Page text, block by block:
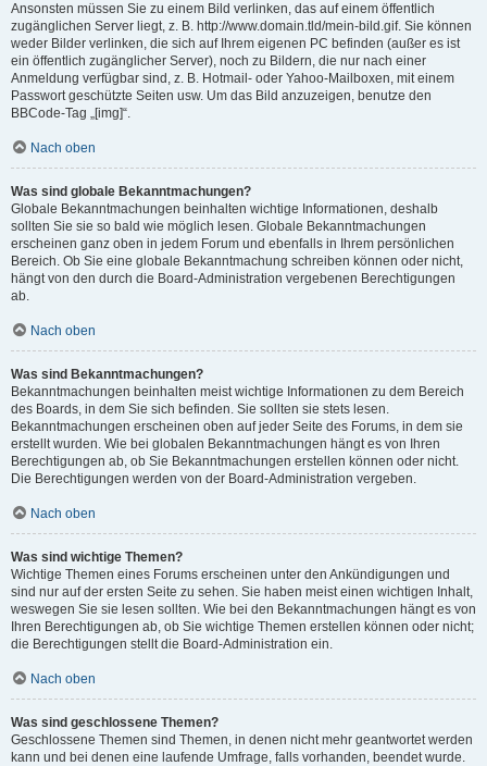
Ansonsten müssen Sie zu einem Bild verlinken, das auf einem öffentlich
zugänglichen Server liegt, z. B. http://www.domain.tld/mein-bild.gif. Sie können
weder Bilder verlinken, die sich auf Ihrem eigenen PC befinden (außer es ist
ein öffentlich zugänglicher Server), noch zu Bildern, die nur nach einer
Anmeldung verfügbar sind, z. B. Hotmail- oder Yahoo-Mailboxen, mit einem
Passwort geschützte Seiten usw. Um das Bild anzuzeigen, benutze den
BBCode-Tag „[img]“.
Nach oben
Was sind globale Bekanntmachungen?
Globale Bekanntmachungen beinhalten wichtige Informationen, deshalb
sollten Sie sie so bald wie möglich lesen. Globale Bekanntmachungen
erscheinen ganz oben in jedem Forum und ebenfalls in Ihrem persönlichen
Bereich. Ob Sie eine globale Bekanntmachung schreiben können oder nicht,
hängt von den durch die Board-Administration vergebenen Berechtigungen
ab.
Nach oben
Was sind Bekanntmachungen?
Bekanntmachungen beinhalten meist wichtige Informationen zu dem Bereich
des Boards, in dem Sie sich befinden. Sie sollten sie stets lesen.
Bekanntmachungen erscheinen oben auf jeder Seite des Forums, in dem sie
erstellt wurden. Wie bei globalen Bekanntmachungen hängt es von Ihren
Berechtigungen ab, ob Sie Bekanntmachungen erstellen können oder nicht.
Die Berechtigungen werden von der Board-Administration vergeben.
Nach oben
Was sind wichtige Themen?
Wichtige Themen eines Forums erscheinen unter den Ankündigungen und
sind nur auf der ersten Seite zu sehen. Sie haben meist einen wichtigen Inhalt,
weswegen Sie sie lesen sollten. Wie bei den Bekanntmachungen hängt es von
Ihren Berechtigungen ab, ob Sie wichtige Themen erstellen können oder nicht;
die Berechtigungen stellt die Board-Administration ein.
Nach oben
Was sind geschlossene Themen?
Geschlossene Themen sind Themen, in denen nicht mehr geantwortet werden
kann und bei denen eine laufende Umfrage, falls vorhanden, beendet wurde.